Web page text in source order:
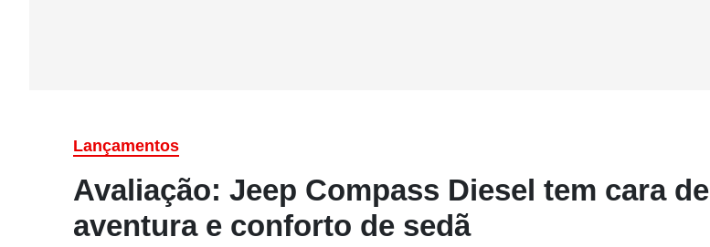
Lançamentos
Avaliação: Jeep Compass Diesel tem cara de
aventura e conforto de sedã